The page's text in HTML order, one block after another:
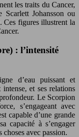
les traits du Cancer,
Scarlett Johansson ou
Ces figures illustrent la
: l’intensité
d’eau puissant et
et ses relations
Le Scorpion
s’engageant avec
capable d’une grande
capacité à s’engager
avec passion.